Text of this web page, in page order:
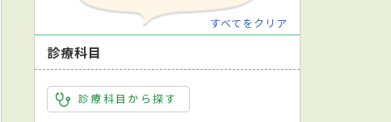
すべてをクリア
診療科目
診療科目から探す